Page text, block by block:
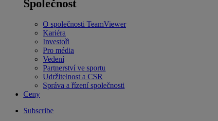
Společnost
O společnosti TeamViewer
Kariéra
Investoři
Pro média
Vedení
Partnerství ve sportu
Udržitelnost a CSR
Správa a řízení společnosti
Ceny
Subscribe